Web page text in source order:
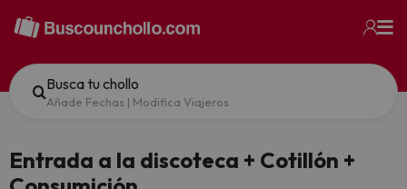
Busca tu chollo
Añade Fechas | Modifica Viajeros
Entrada a la discoteca + Cotillón +